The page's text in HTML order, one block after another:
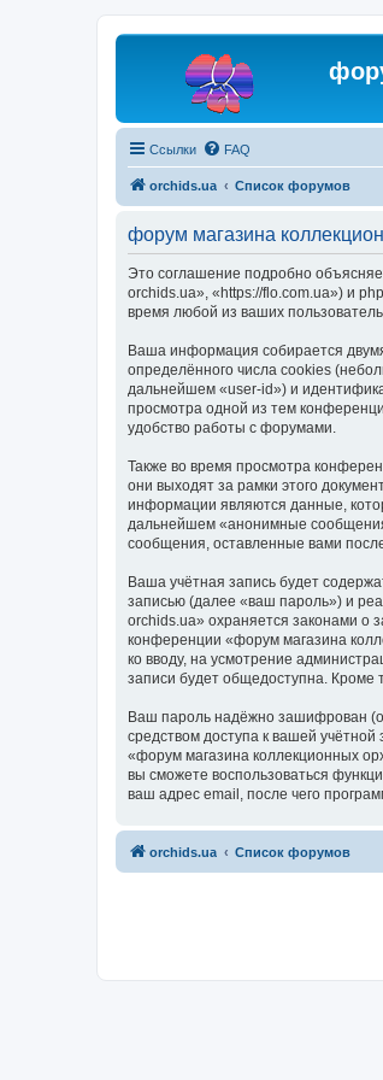
Ссылки FAQ
orchids.ua Список форумов
форум магазина
Это соглашение подробно
orchids.ua», «https://flo.com.ua») и
время любой из ваших
Ваша информация собирается
определённого числа cookies
дальнейшем «user-id») и
просмотра одной из тем
удобство работы с форумами.
Также во время просмотра
они выходят за рамки этого
информации являются данные,
дальнейшем «анонимные
сообщения, оставленные вами
Ваша учётная запись будет
записью (далее «ваш пароль») и
orchids.ua» охраняется законами
конференции «форум магазина
ко вводу, на усмотрение
записи будет общедоступна. Кроме
Ваш пароль надёжно зашифрован
средством доступа к вашей
«форум магазина коллекционных
вы сможете воспользоваться
ваш адрес email, после чего
orchids.ua Список форумов